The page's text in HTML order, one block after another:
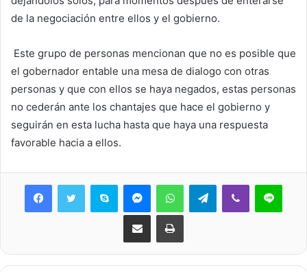
de la negociación entre ellos y el gobierno.
Este grupo de personas mencionan que no es posible que
el gobernador entable una mesa de dialogo con otras
personas y que con ellos se haya negados, estas personas
no cederán ante los chantajes que hace el gobierno y
seguirán en esta lucha hasta que haya una respuesta
favorable hacia a ellos.
Skype MessengerWhatsAppTelegramViber Line
Share via Email Print